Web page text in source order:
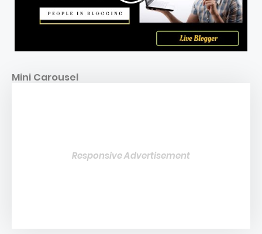
Mini Carousel
Responsive Advertisement